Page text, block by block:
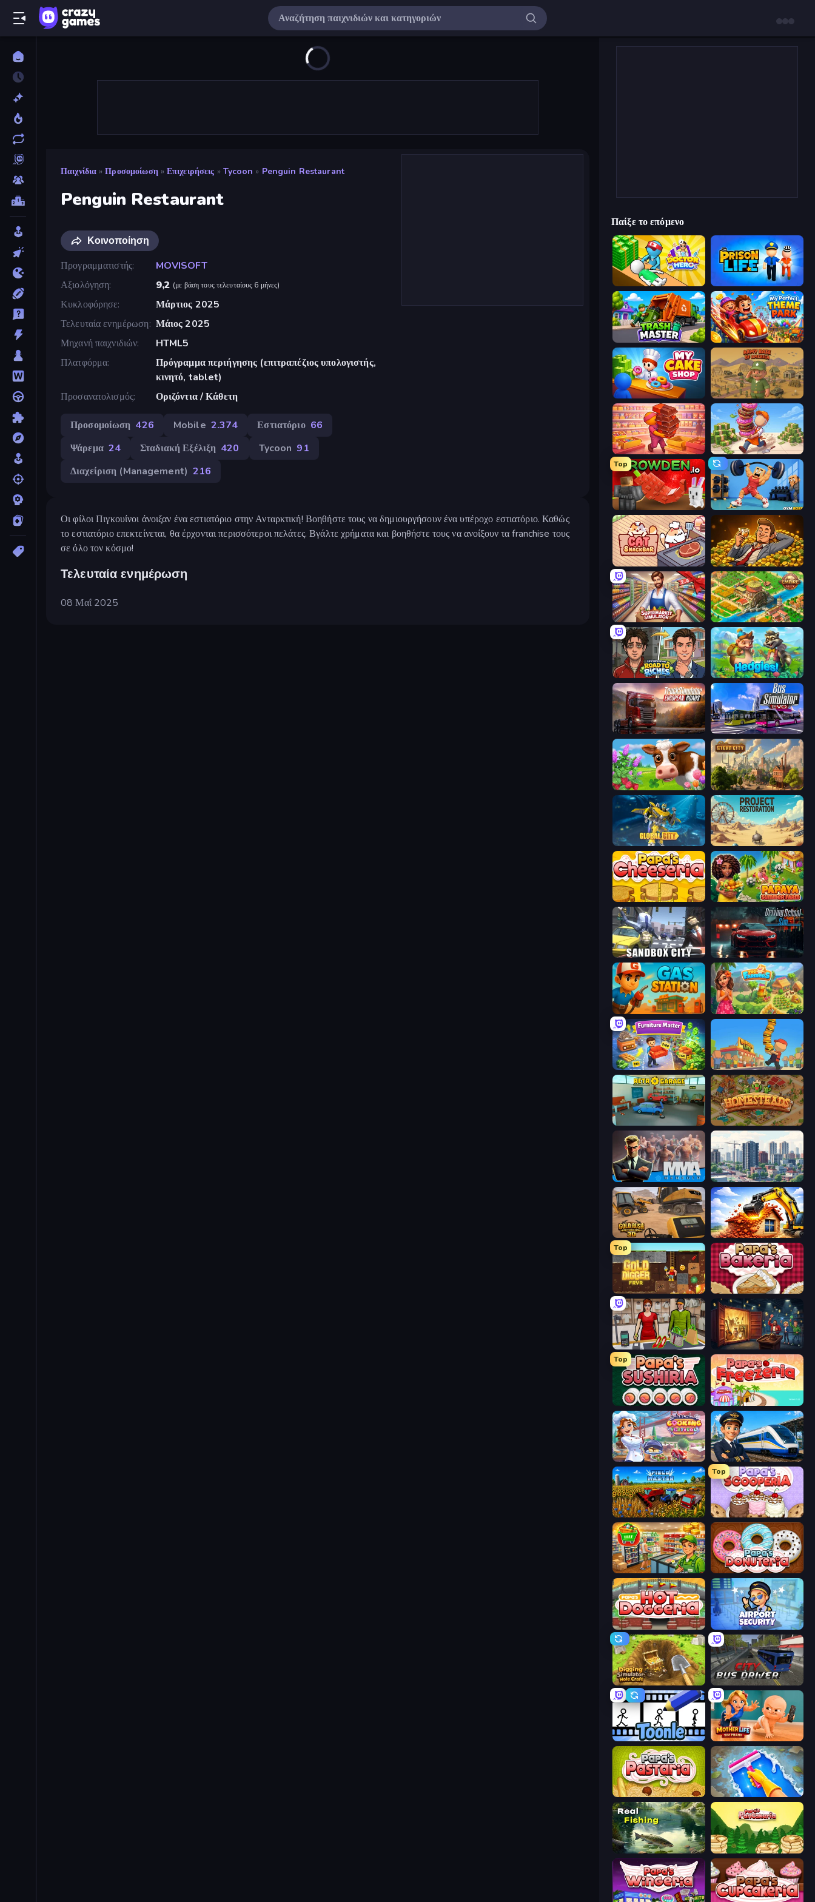
Παιχνίδια » Προσομοίωση » Επιχειρήσεις » Tycoon » Penguin Restaurant
Penguin Restaurant
Κοινοποίηση
Προγραμματιστής
MOVISOFT
Αξιολόγηση
9,2 (με βάση τους τελευταίους 6 μήνες)
Κυκλοφόρησε
Μάρτιος 2025
Τελευταία ενημέρωση Μάιος 2025
Μηχανή παιχνιδιών
HTML5
Πλατφόρμα
Πρόγραμμα περιήγησης (επιτραπέζιος υπολογιστής,
κινητό, tablet)
Προσανατολισμός
Οριζόντια / Κάθετη
Προσομοίωση 426 Mobile 2.374 Εστιατόριο 66
Ψάρεμα 24 Σταδιακή Εξέλιξη 420 Tycoon 91
Διαχείριση (Management) 216
Οι φίλοι Πιγκουίνοι άνοιξαν ένα εστιατόριο στην Ανταρκτική! Βοηθήστε τους να δημιουργήσουν ένα υπέροχο εστιατόριο. Καθώς
το εστιατόριο επεκτείνεται, θα έρχονται περισσότεροι πελάτες. Βγάλτε χρήματα και βοηθήστε τους να ανοίξουν τα franchise τους
σε όλο τον κόσμο!
Τελευταία ενημέρωση
08 Μαΐ 2025
Παίξε το επόμενο
Doctor Hero Prison Life
Trash Master My Perfect Theme Park
My Cake Shop Army Base Of America
Candy Packing Store Donut Place
Top
Grow A Garden | Growden.io Gym Boss
Cat Snack Bar Idle Billionaire Tycoon
Supermarket Simulator: Store Manager Empire City
Life Simulator: Road to Riches Hedgies
Truck Simulator: European Roads Bus Simulator: EVO
Country Life Meadows Steam City
Global City Project Restoration
Papa's Cheeseria Papaya Summer Farm
Sandbox City Driving School Simulator
Gas Station The Farmers
Furniture Master: Idle Tycoon Burger Life
Homesteads: Dream Farm
MMA Manager 2 SuperCity 3D
Gold Rush: Gold Simulator 3D City Constructor
Top
Gold Digger FRVR Papa's Bakeria
Shop Master 3D Container Auction
Top
Papa's Sushiria Papa's Freezeria
Cooking Festival Idle Train Empire Tycoon
Field Master
Top
Papa's Scooperia
Supermarket Simulator: Desert Papa's Donuteria
Papa's Hot Doggeria Airport Security
Digging Simulator: Hole Craft City Bus Driver
Toonle Mother Life Simulator: Prank
Papa's Pastaria Hotel Rush: Merge Story
Real Fishing Simulator Papa's Pancakeria